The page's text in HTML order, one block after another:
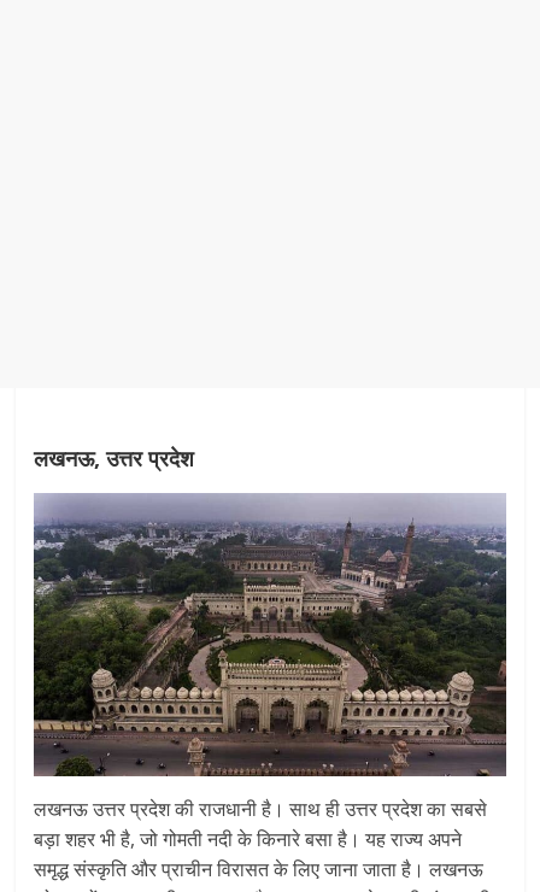
लखनऊ, उत्तर प्रदेश
लखनऊ उत्तर प्रदेश की राजधानी है। साथ ही उत्तर प्रदेश का सबसे
बड़ा शहर भी है, जो गोमती नदी के किनारे बसा है। यह राज्य अपने
समृद्ध संस्कृति और प्राचीन विरासत के लिए जाना जाता है। लखनऊ